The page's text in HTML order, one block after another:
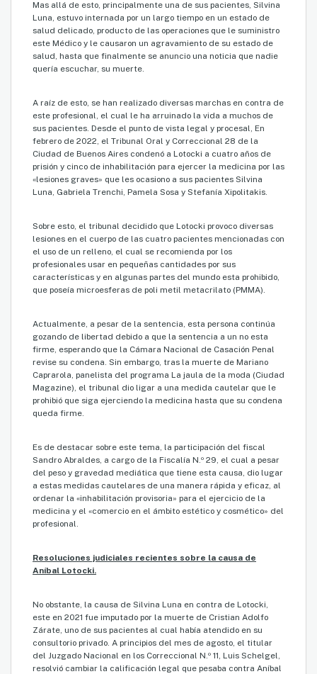
Mas allá de esto, principalmente una de sus pacientes, Silvina
Luna, estuvo internada por un largo tiempo en un estado de
salud delicado, producto de las operaciones que le suministro
este Médico y le causaron un agravamiento de su estado de
salud, hasta que finalmente se anuncio una noticia que nadie
quería escuchar, su muerte.
A raíz de esto, se han realizado diversas marchas en contra de
este profesional, el cual le ha arruinado la vida a muchos de
sus pacientes. Desde el punto de vista legal y procesal, En
febrero de 2022, el Tribunal Oral y Correccional 28 de la
Ciudad de Buenos Aires condenó a Lotocki a cuatro años de
prisión y cinco de inhabilitación para ejercer la medicina por las
«lesiones graves» que les ocasiono a sus pacientes Silvina
Luna, Gabriela Trenchi, Pamela Sosa y Stefanía Xipolitakis.
Sobre esto, el tribunal decidido que Lotocki provoco diversas
lesiones en el cuerpo de las cuatro pacientes mencionadas con
el uso de un relleno, el cual se recomienda por los
profesionales usar en pequeñas cantidades por sus
características y en algunas partes del mundo esta prohibido,
que poseía microesferas de poli metil metacrilato (PMMA).
Actualmente, a pesar de la sentencia, esta persona continúa
gozando de libertad debido a que la sentencia a un no esta
firme, esperando que la Cámara Nacional de Casación Penal
revise su condena.​ Sin embargo, tras la muerte de Mariano
Caprarola, panelista del programa La jaula de la moda (Ciudad
Magazine), el tribunal dio ligar a una medida cautelar que le
prohibió que siga ejerciendo la medicina hasta que su condena
queda firme.
Es de destacar sobre este tema, la participación del fiscal
Sandro Abraldes, a cargo de la Fiscalía N.º 29, el cual a pesar
del peso y gravedad mediática que tiene esta causa, dio lugar
a estas medidas cautelares de una manera rápida y eficaz, al
ordenar la «inhabilitación provisoria» para el ejercicio de la
medicina y el «comercio en el ámbito estético y cosmético» del
profesional.
Resoluciones judiciales recientes sobre la causa de
Aníbal Lotocki.
No obstante, la causa de Silvina Luna en contra de Lotocki,
este en 2021 fue imputado por la muerte de Cristian Adolfo
Zárate, uno de sus pacientes al cual había atendido en su
consultorio privado. A principios del mes de agosto, el titular
del Juzgado Nacional en los Correccional N.º 11, Luis Schelgel,
resolvió cambiar la calificación legal que pesaba contra Aníbal